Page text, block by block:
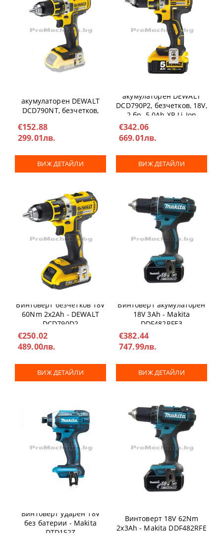
акумулаторен DEWALT
DCD790NT, безчетков,
€152.88
299.01лв.
ВИЖ ДЕТАЙЛИ
акумулаторен DEWALT
DCD790P2, безчетков, 18V,
2 бр. 5.0Ah XR Li-Ion
батерии, куфар
€342.06
669.01лв.
ВИЖ ДЕТАЙЛИ
Винтоверт безчетков 18V
60Nm 2х2Ah - DEWALT
DCD790D2
€250.02
489.00лв.
ВИЖ ДЕТАЙЛИ
Винтоверт акумулаторен
18V 3Ah - Makita
DDF482RFE3
€382.44
747.99лв.
ВИЖ ДЕТАЙЛИ
Винтоверт ударен 18V
без батерии - Makita
DTD152Z
Винтоверт 18V 62Nm
2х3Ah - Makita DDF482RFE